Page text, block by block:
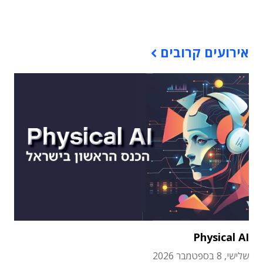
אירועים קרובים
Physical AI
שלישי, 8 בספטמבר 2026